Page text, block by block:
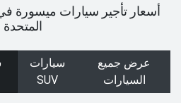
أسعار تأجير سيارات ميسورة في
المتحدة
سيارات
SUV
عرض جميع
السيارات